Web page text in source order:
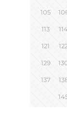
105
113 114
121
129
137